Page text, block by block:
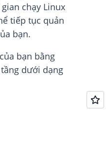
chạy Linux
tiếp tục quản
bạn.
bạn bằng
tầng dưới dạng